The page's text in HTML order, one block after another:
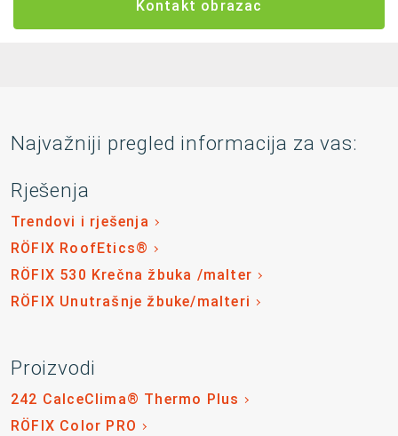
Kontakt obrazac
Najvažniji pregled informacija za vas:
Rješenja
Trendovi i rješenja
RÖFIX RoofEtics®
RÖFIX 530 Krečna žbuka /malter
RÖFIX Unutrašnje žbuke/malteri
Proizvodi
242 CalceClima® Thermo Plus
RÖFIX Color PRO